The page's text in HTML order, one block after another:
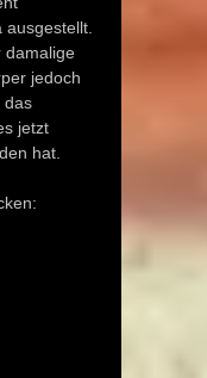
damalige
jedoch
das
jetzt
hat.